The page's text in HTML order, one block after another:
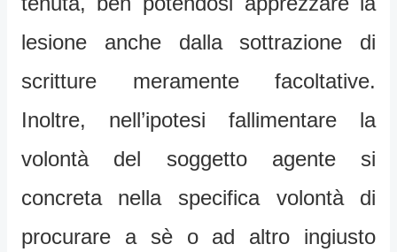
lesione anche dalla sottrazione di
scritture meramente facoltative.
Inoltre, nell’ipotesi fallimentare la
volontà del soggetto agente si
concreta nella specifica volontà di
procurare a sè o ad altro ingiusto